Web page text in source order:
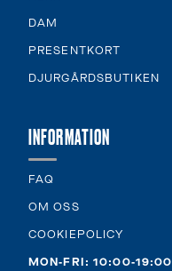
DAM
PRESENTKORT
DJURGÅRDSBUTIKEN
INFORMATION
FAQ
OM OSS
COOKIEPOLICY
MON-FRI: 10:00-19:00